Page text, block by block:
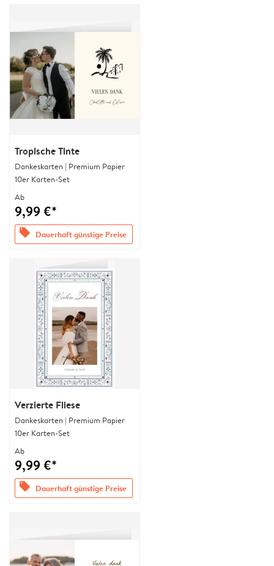
Tropische Tinte
Dankeskarten | Premium Papier
10er Karten-Set
Ab
9,99 €*
offers Dauerhaft günstige Preise
Verzierte Fliese
Dankeskarten | Premium Papier
10er Karten-Set
Ab
9,99 €*
offers Dauerhaft günstige Preise